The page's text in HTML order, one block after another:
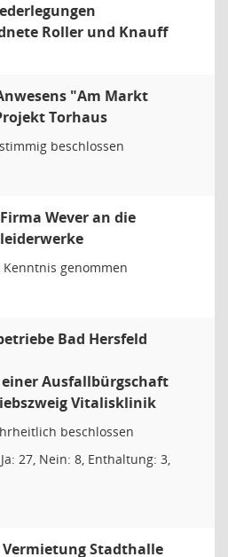
Roller und Knauff
"Am Markt
Torhaus
beschlossen
Wever an die
genommen
Bad Hersfeld
Ausfallbürgschaft
Vitalisklinik
beschlossen
Ja: 27, Nein: 8, Enthaltung: 3,
Stadthalle